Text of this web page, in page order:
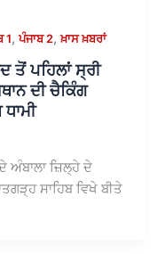
1,ਪੰਜਾਬ 2,ਖ਼ਾਸ ਖ਼ਬਰਾਂ
ਤੋਂ ਪਹਿਲਾਂ ਸ੍ਰੀ
ਦੀ ਚੈਕਿੰਗ
ਅੰਬਾਲਾ ਜ਼ਿਲ੍ਹੇ ਦੇ
ਸਾਹਿਬ ਵਿਖੇ ਬੀਤੇ